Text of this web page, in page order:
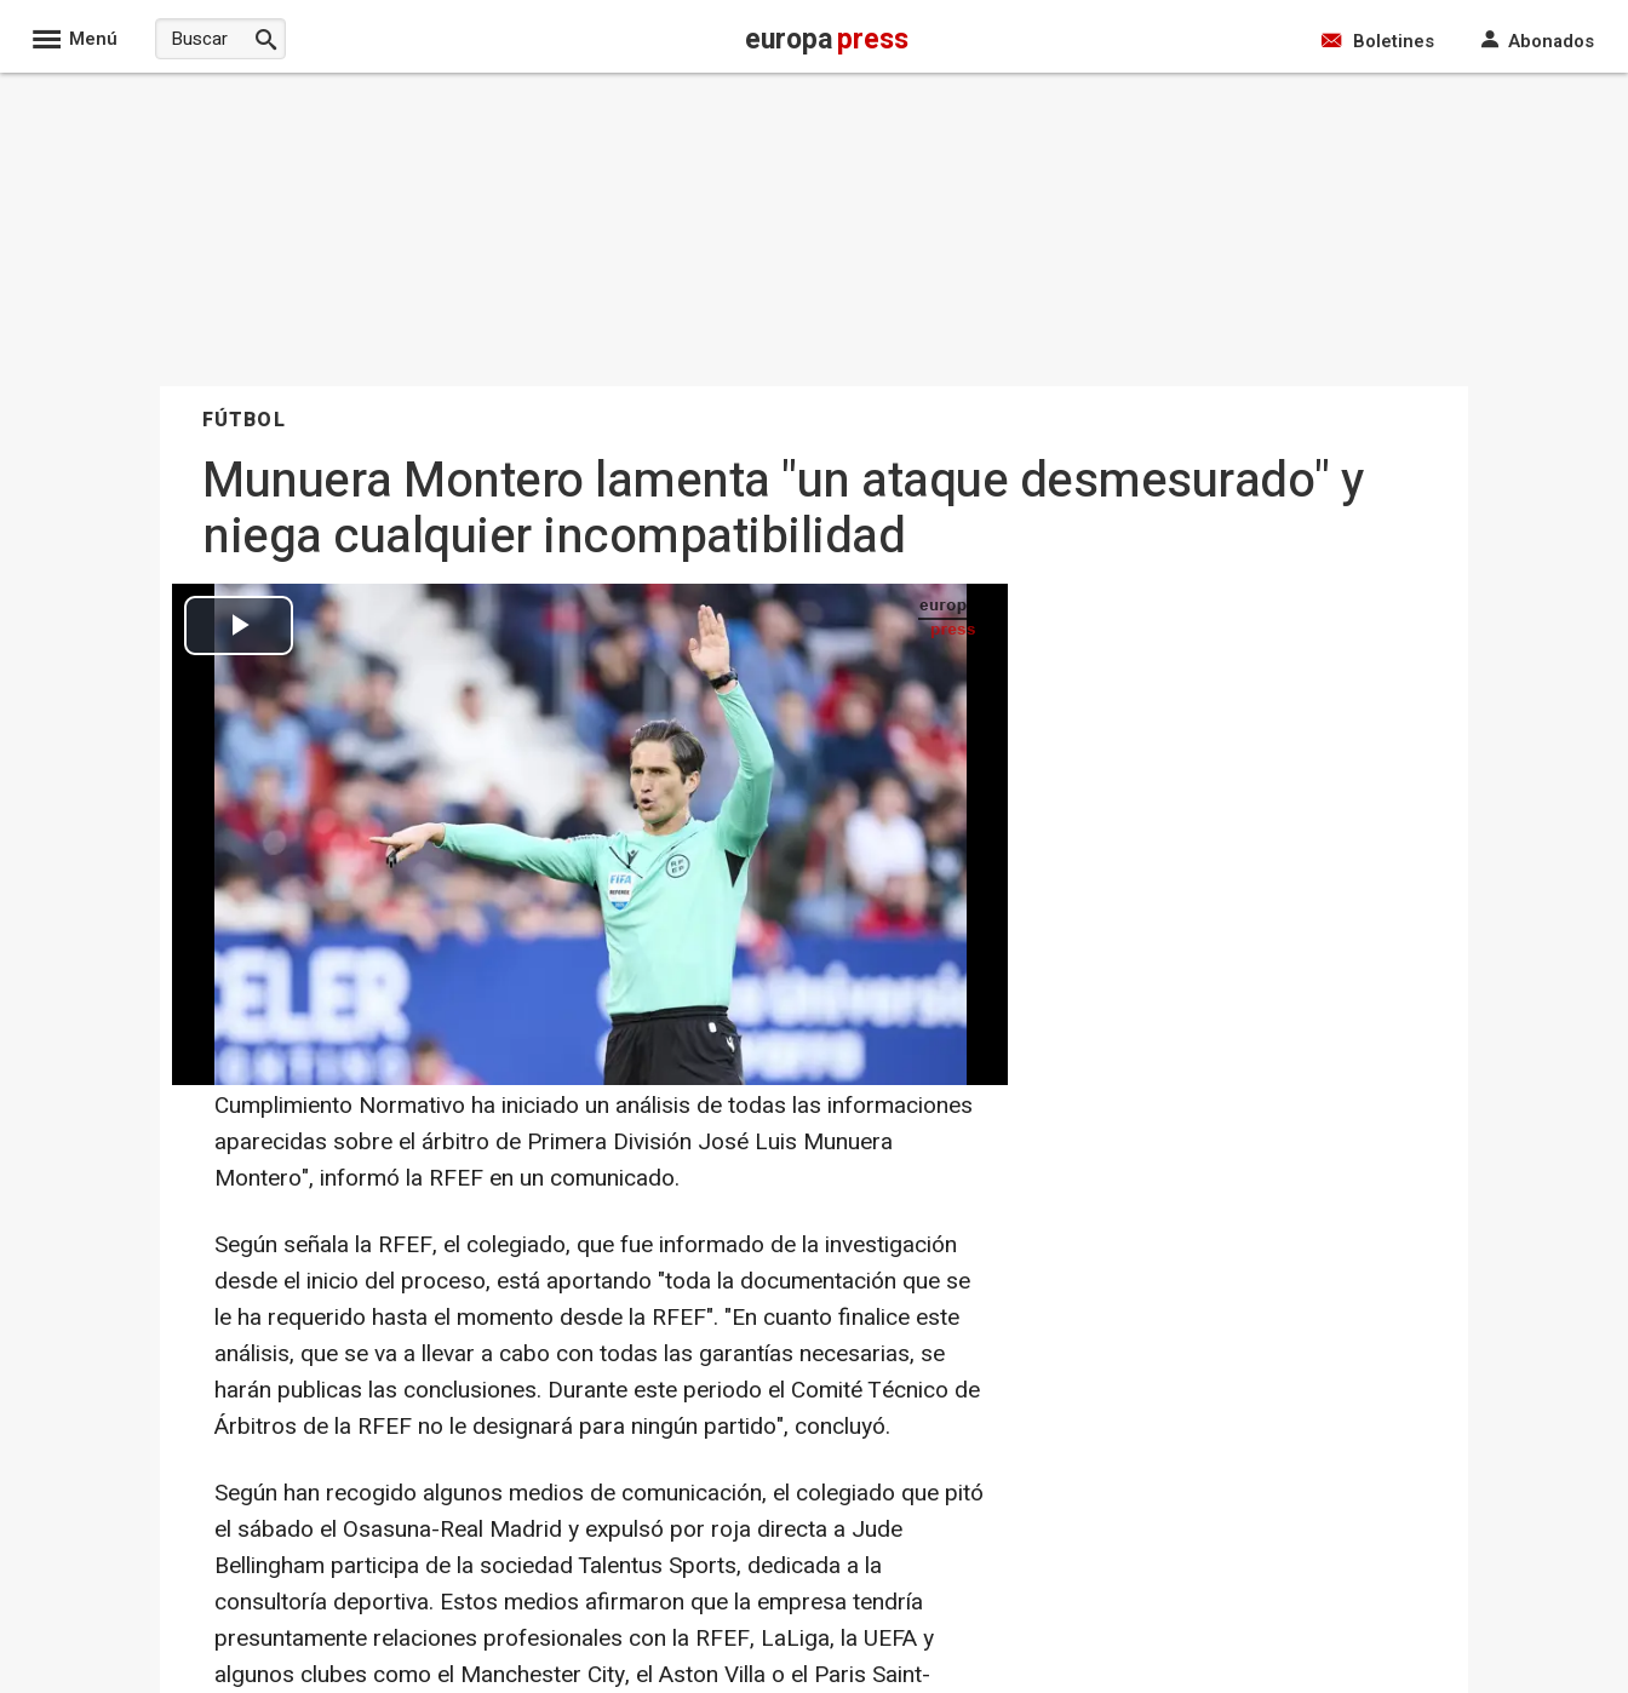
Menú europapress Boletines Abonados
FÚTBOL
Munuera Montero lamenta "un ataque desmesurado" y
niega cualquier incompatibilidad
José Luis Munuera Montero - Ricardo Larreina / AFP7 / Europa Press
Europa Press Deportes
Actualizado: miércoles, 19 febrero 2025 10:31 Abrir opciones para compartir
IA Seguir en
MADRID, 18 Feb. (EUROPA PRESS) -
El Comité de Cumplimiento Normativo de la Real Federación Española de
Fútbol (RFEF) ha iniciado una investigación formal sobre las supuestas
actividades extradeportivas del árbitro andaluz José Luis Munuera
Montero, ha confirmado este martes el organismo federativo, que no le
designará para ningún partido mientras dure el proceso.
"En cumplimiento de los códigos de buena gobernanza que rige todas las
actuaciones de la Real Federación Española de Fútbol, el Comité de
Cumplimiento Normativo ha iniciado un análisis de todas las informaciones
aparecidas sobre el árbitro de Primera División José Luis Munuera
Montero", informó la RFEF en un comunicado.
Según señala la RFEF, el colegiado, que fue informado de la investigación
desde el inicio del proceso, está aportando "toda la documentación que se
le ha requerido hasta el momento desde la RFEF". "En cuanto finalice este
análisis, que se va a llevar a cabo con todas las garantías necesarias, se
harán publicas las conclusiones. Durante este periodo el Comité Técnico de
Árbitros de la RFEF no le designará para ningún partido", concluyó.
Según han recogido algunos medios de comunicación, el colegiado que pitó
el sábado el Osasuna-Real Madrid y expulsó por roja directa a Jude
Bellingham participa de la sociedad Talentus Sports, dedicada a la
consultoría deportiva. Estos medios afirmaron que la empresa tendría
presuntamente relaciones profesionales con la RFEF, LaLiga, la UEFA y
algunos clubes como el Manchester City, el Aston Villa o el Paris Saint-